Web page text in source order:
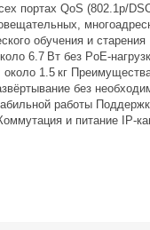
портах QoS (802.1p/
обучения и
6.7 Вт без
1.5 кг
без
работы
и питание